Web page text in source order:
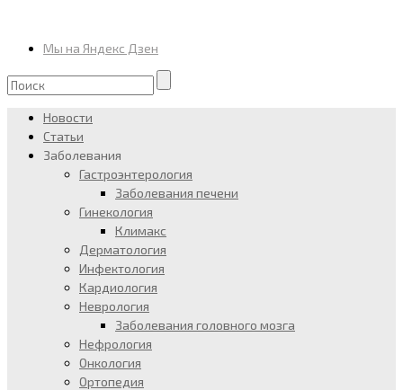
Мы на Яндекс Дзен
Новости
Статьи
Заболевания
Гастроэнтерология
Заболевания печени
Гинекология
Климакс
Дерматология
Инфектология
Кардиология
Неврология
Заболевания головного мозга
Нефрология
Онкология
Ортопедия